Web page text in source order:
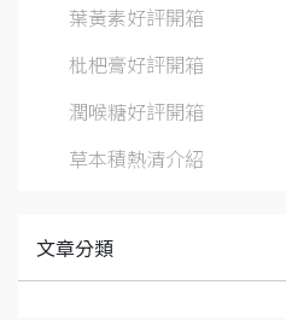
葉黃素好評開箱
枇杷膏好評開箱
潤喉糖好評開箱
草本積熱清介紹
文章分類